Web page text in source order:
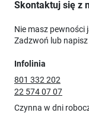
Skontaktuj się z
Nie masz pewności
Zadzwoń lub
Infolinia
801 332 202
22 574 07 07
Czynna w dni